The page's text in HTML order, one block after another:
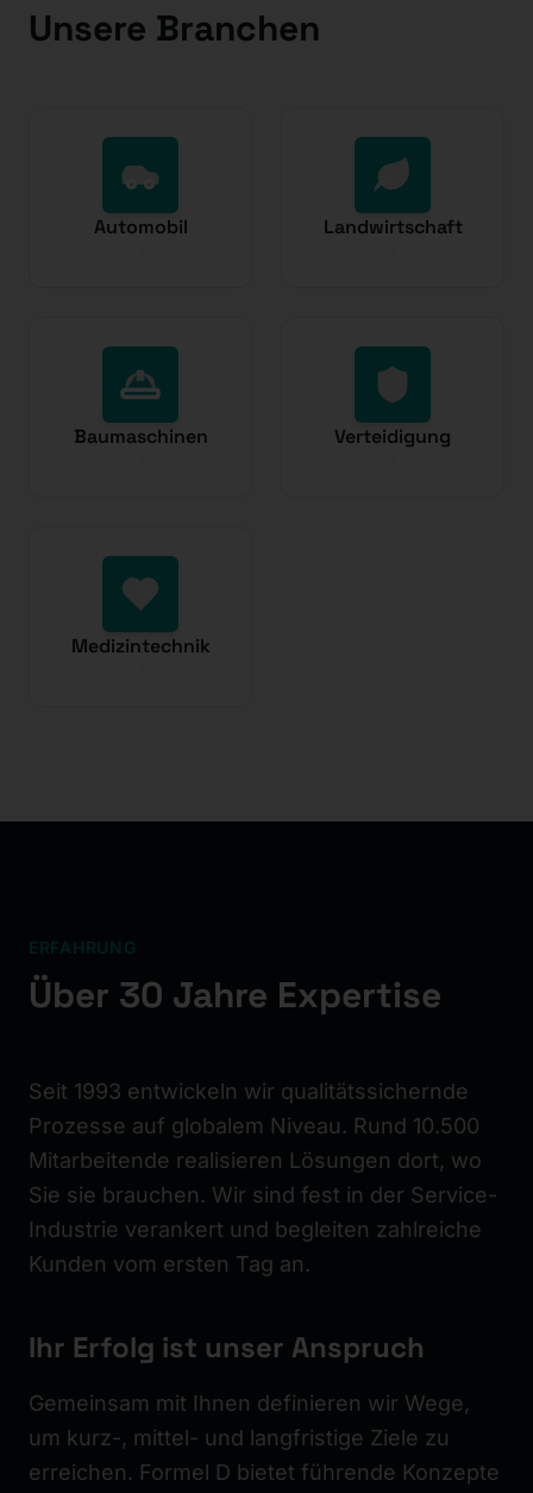
Unsere Branchen
Automobil Landwirtschaft
Baumaschinen Verteidigung
Medizintechnik
ERFAHRUNG
Über 30 Jahre Expertise
Seit 1993 entwickeln wir qualitätssichernde
Prozesse auf globalem Niveau. Rund 10.500
Mitarbeitende realisieren Lösungen dort, wo
Sie sie brauchen. Wir sind fest in der Service-
Industrie verankert und begleiten zahlreiche
Kunden vom ersten Tag an.
Ihr Erfolg ist unser Anspruch
Gemeinsam mit Ihnen definieren wir Wege,
um kurz-, mittel- und langfristige Ziele zu
erreichen. Formel D bietet führende Konzepte